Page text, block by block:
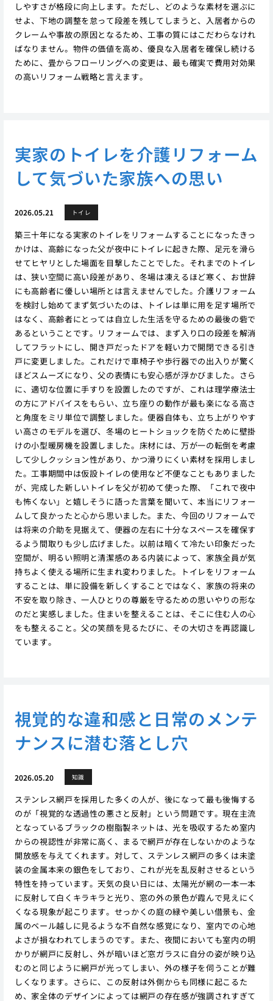
しやすさが格段に向上します。ただし、どのような素材を選ぶに
せよ、下地の調整を怠って段差を残してしまうと、入居者からの
クレームや事故の原因となるため、工事の質にはこだわらなけれ
ばなりません。物件の価値を高め、優良な入居者を確保し続ける
ために、畳からフローリングへの変更は、最も確実で費用対効果
の高いリフォーム戦略と言えます。
実家のトイレを介護リフォーム
して気づいた家族への思い
2026.05.21 トイレ
築三十年になる実家のトイレをリフォームすることになったきっ
かけは、高齢になった父が夜中にトイレに起きた際、足元を滑ら
せてヒヤリとした場面を目撃したことでした。それまでのトイレ
は、狭い空間に高い段差があり、冬場は凍えるほど寒く、お世辞
にも高齢者に優しい場所とは言えませんでした。介護リフォーム
を検討し始めてまず気づいたのは、トイレは単に用を足す場所で
はなく、高齢者にとっては自立した生活を守るための最後の砦で
あるということです。リフォームでは、まず入り口の段差を解消
してフラットにし、開き戸だったドアを軽い力で開閉できる引き
戸に変更しました。これだけで車椅子や歩行器での出入りが驚く
ほどスムーズになり、父の表情にも安心感が浮かびました。さら
に、適切な位置に手すりを設置したのですが、これは理学療法士
の方にアドバイスをもらい、立ち座りの動作が最も楽になる高さ
と角度をミリ単位で調整しました。便器自体も、立ち上がりやす
い高さのモデルを選び、冬場のヒートショックを防ぐために壁掛
けの小型暖房機を設置しました。床材には、万が一の転倒を考慮
して少しクッション性があり、かつ滑りにくい素材を採用しまし
た。工事期間中は仮設トイレの使用など不便なこともありました
が、完成した新しいトイレを父が初めて使った際、「これで夜中
も怖くない」と嬉しそうに語った言葉を聞いて、本当にリフォー
ムして良かったと心から思いました。また、今回のリフォームで
は将来の介助を見据えて、便器の左右に十分なスペースを確保す
るよう間取りも少し広げました。以前は暗くて冷たい印象だった
空間が、明るい照明と清潔感のある内装によって、家族全員が気
持ちよく使える場所に生まれ変わりました。トイレをリフォーム
することは、単に設備を新しくすることではなく、家族の将来の
不安を取り除き、一人ひとりの尊厳を守るための思いやりの形な
のだと実感しました。住まいを整えることは、そこに住む人の心
をも整えること。父の笑顔を見るたびに、その大切さを再認識し
ています。
視覚的な違和感と日常のメンテ
ナンスに潜む落とし穴
2026.05.20 知識
ステンレス網戸を採用した多くの人が、後になって最も後悔する
のが「視覚的な透過性の悪さと反射」という問題です。現在主流
となっているブラックの樹脂製ネットは、光を吸収するため室内
からの視認性が非常に高く、まるで網戸が存在しないかのような
開放感を与えてくれます。対して、ステンレス網戸の多くは未塗
装の金属本来の銀色をしており、これが光を乱反射させるという
特性を持っています。天気の良い日には、太陽光が網の一本一本
に反射して白くキラキラと光り、窓の外の景色が霞んで見えにく
くなる現象が起こります。せっかくの庭の緑や美しい借景も、金
属のベール越しに見るような不自然な感覚になり、室内での心地
よさが損なわれてしまうのです。また、夜間においても室内の明
かりが網戸に反射し、外が暗いほど窓ガラスに自分の姿が映り込
むのと同じように網戸が光ってしまい、外の様子を伺うことが難
しくなります。さらに、この反射は外側からも同様に起こるた
め、家全体のデザインによっては網戸の存在感が強調されすぎて